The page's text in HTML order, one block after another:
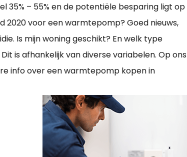
35% – 55% en de potentiële besparing ligt op
2020 voor een warmtepomp? Goed nieuws,
Is mijn woning geschikt? En welk type
is afhankelijk van diverse variabelen. Op ons
info over een warmtepomp kopen in